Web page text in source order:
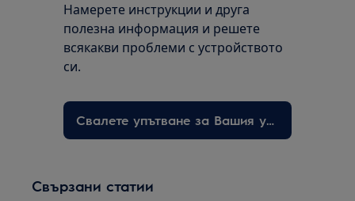
Намерете инструкции и друга
полезна информация и решете
всякакви проблеми с устройството
си.
Свалете упътване за Вашия уред
Свързани статии